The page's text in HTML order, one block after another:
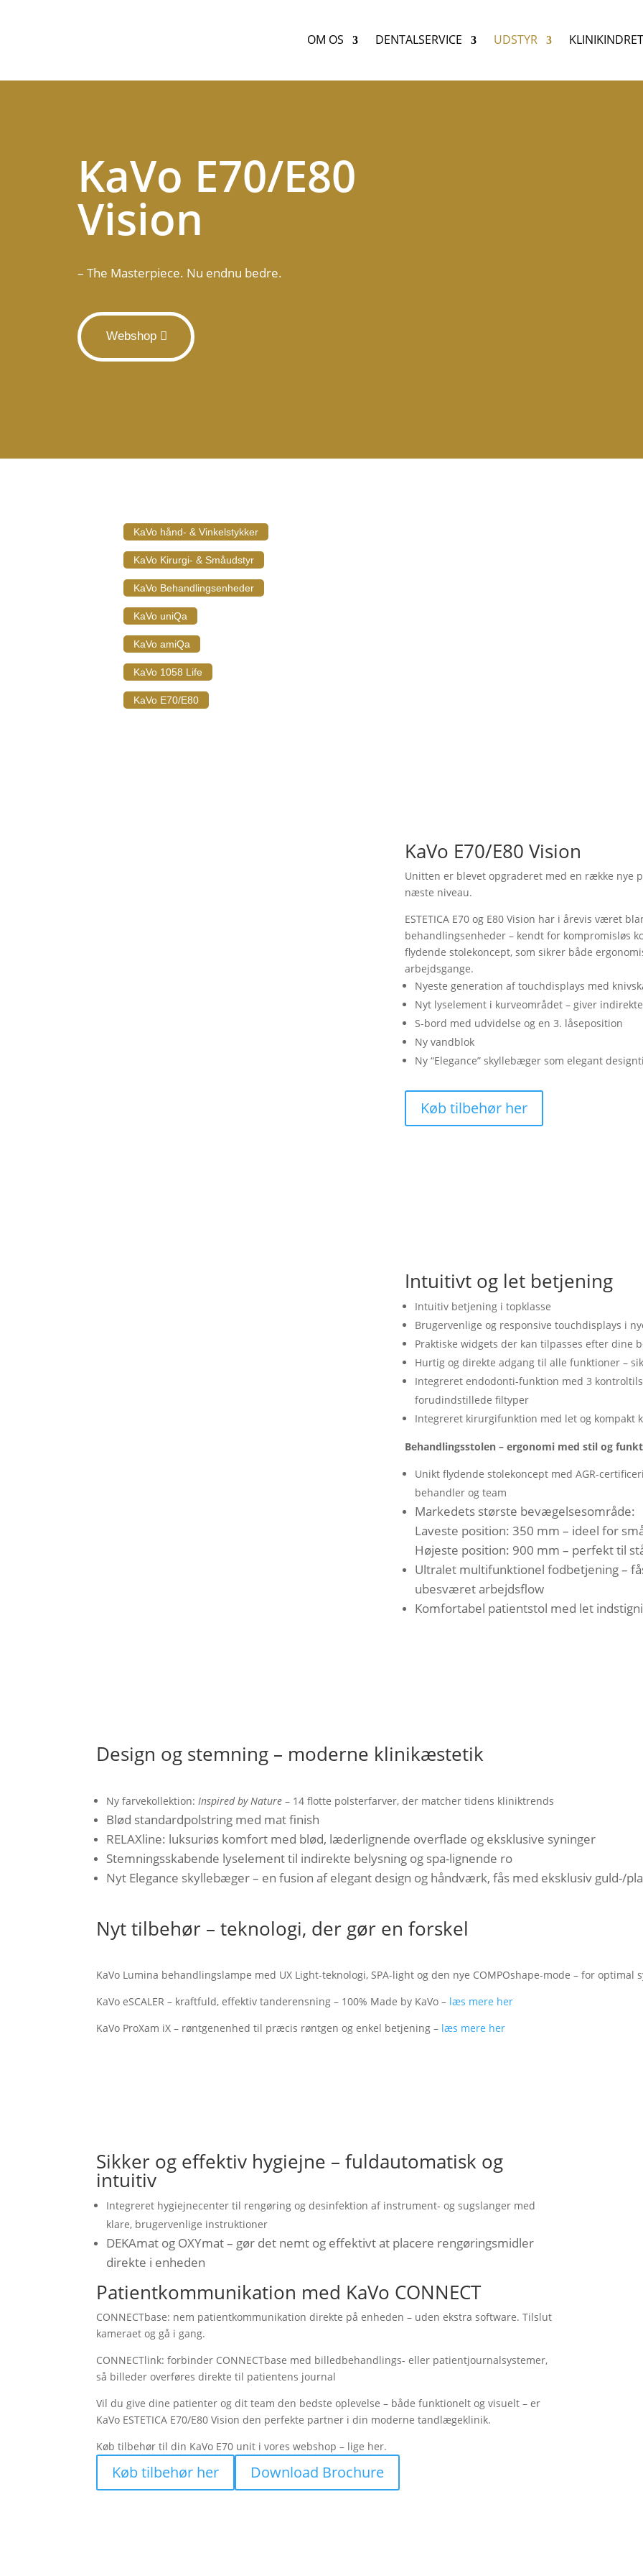
OM OS DENTALSERVICE UDSTYR
KaVo E70/E80
Vision
– The Masterpiece. Nu endnu bedre.
Webshop
KaVo hånd- & Vinkelstykker
KaVo Kirurgi- & Småudstyr
KaVo Behandlingsenheder
KaVo uniQa
KaVo amiQa
KaVo 1058 Life
KaVo E70/E80
KaVo E70/E80 Vision
Unitten er blevet opgraderet med en række nye
næste niveau.
ESTETICA E70 og E80 Vision har i årevis været
behandlingsenheder – kendt for kompromisløs
flydende stolekoncept, som sikrer både
arbejdsgange.
Nyeste generation af touchdisplays med
Nyt lyselement i kurveområdet – giver
S-bord med udvidelse og en 3. låseposition
Ny vandblok
Ny “Elegance” skyllebæger som elegant
Køb tilbehør her
Intuitivt og let betjening
Intuitiv betjening i topklasse
Brugervenlige og responsive touchdisplays i
Praktiske widgets der kan tilpasses efter dine
Hurtig og direkte adgang til alle funktioner –
Integreret endodonti-funktion med 3
forudindstillede filtyper
Integreret kirurgifunktion med let og kompakt
Behandlingsstolen – ergonomi med stil og
Unikt flydende stolekoncept med AGR-
behandler og team
Markedets største bevægelsesområde:
Laveste position: 350 mm – ideel for
Højeste position: 900 mm – perfekt til
Ultralet multifunktionel fodbetjening –
ubesværet arbejdsflow
Komfortabel patientstol med let
Design og stemning – moderne klinikæstetik
Ny farvekollektion: Inspired by Nature – 14 flotte polsterfarver, der matcher tidens kliniktrends
Blød standardpolstring med mat finish
RELAXline: luksuriøs komfort med blød, læderlignende overflade og eksklusive syninger
Stemningsskabende lyselement til indirekte belysning og spa-lignende ro
Nyt Elegance skyllebæger – en fusion af elegant design og håndværk, fås med eksklusiv guld-/
Nyt tilbehør – teknologi, der gør en forskel
KaVo Lumina behandlingslampe med UX Light-teknologi, SPA-light og den nye COMPOshape-mode – for optimal
KaVo eSCALER – kraftfuld, effektiv tanderensning – 100% Made by KaVo – læs mere her
KaVo ProXam iX – røntgenenhed til præcis røntgen og enkel betjening – læs mere her
Sikker og effektiv hygiejne – fuldautomatisk og
intuitiv
Integreret hygiejnecenter til rengøring og desinfektion af instrument- og sugslanger med
klare, brugervenlige instruktioner
DEKAmat og OXYmat – gør det nemt og effektivt at placere rengøringsmidler
direkte i enheden
Patientkommunikation med KaVo CONNECT
CONNECTbase: nem patientkommunikation direkte på enheden – uden ekstra software. Tilslut
kameraet og gå i gang.
CONNECTlink: forbinder CONNECTbase med billedbehandlings- eller patientjournalsystemer,
så billeder overføres direkte til patientens journal
Vil du give dine patienter og dit team den bedste oplevelse – både funktionelt og visuelt – er
KaVo ESTETICA E70/E80 Vision den perfekte partner i din moderne tandlægeklinik.
Køb tilbehør til din KaVo E70 unit i vores webshop – lige her.
Køb tilbehør her Download Brochure